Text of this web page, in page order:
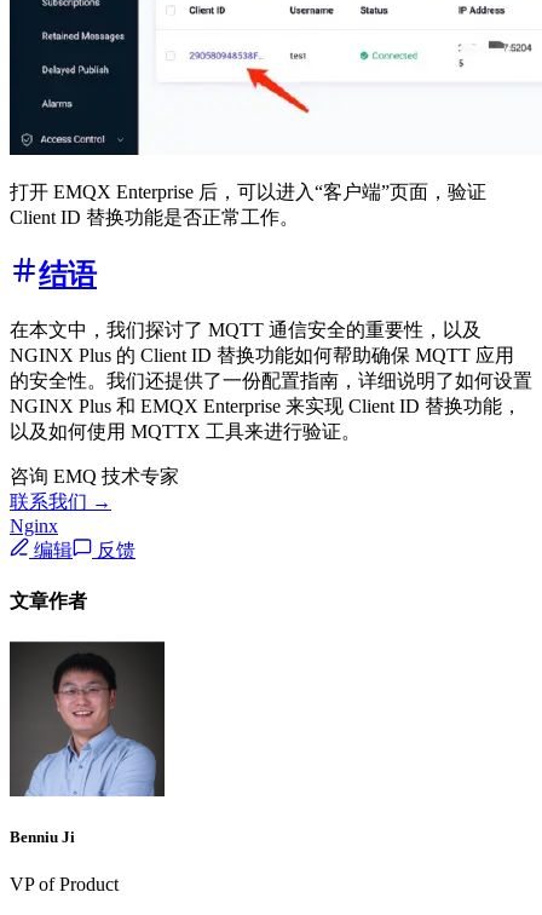
打开 EMQX Enterprise 后，可以进入“客户端”页面，验证
Client ID 替换功能是否正常工作。
结语
在本文中，我们探讨了 MQTT 通信安全的重要性，以及
NGINX Plus 的 Client ID 替换功能如何帮助确保 MQTT 应用
的安全性。我们还提供了一份配置指南，详细说明了如何设置
NGINX Plus 和 EMQX Enterprise 来实现 Client ID 替换功能，
以及如何使用 MQTTX 工具来进行验证。
咨询 EMQ 技术专家
联系我们 →
Nginx
编辑
反馈
文章作者
Benniu Ji
VP of Product